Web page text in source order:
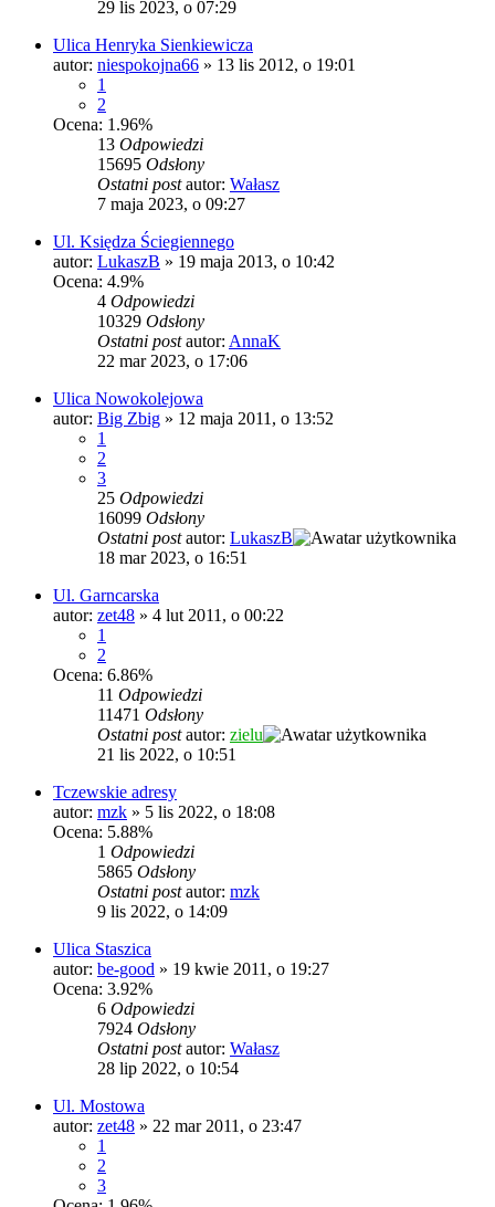
29 lis 2023, o 07:29
Ulica Henryka Sienkiewicza
autor: niespokojna66 » 13 lis 2012, o 19:01
1
2
Ocena: 1.96%
13 Odpowiedzi
15695 Odsłony
Ostatni postautor: Wałasz
7 maja 2023, o 09:27
Ul. Księdza Ściegiennego
autor: LukaszB » 19 maja 2013, o 10:42
Ocena: 4.9%
4 Odpowiedzi
10329 Odsłony
Ostatni postautor: AnnaK
22 mar 2023, o 17:06
Ulica Nowokolejowa
autor: Big Zbig » 12 maja 2011, o 13:52
1
2
3
25 Odpowiedzi
16099 Odsłony
Ostatni postautor: LukaszB
18 mar 2023, o 16:51
Ul. Garncarska
autor: zet48 » 4 lut 2011, o 00:22
1
2
Ocena: 6.86%
11 Odpowiedzi
11471 Odsłony
Ostatni postautor: zielu
21 lis 2022, o 10:51
Tczewskie adresy
autor: mzk » 5 lis 2022, o 18:08
Ocena: 5.88%
1 Odpowiedzi
5865 Odsłony
Ostatni postautor: mzk
9 lis 2022, o 14:09
Ulica Staszica
autor: be-good » 19 kwie 2011, o 19:27
Ocena: 3.92%
6 Odpowiedzi
7924 Odsłony
Ostatni postautor: Wałasz
28 lip 2022, o 10:54
Ul. Mostowa
autor: zet48 » 22 mar 2011, o 23:47
1
2
3